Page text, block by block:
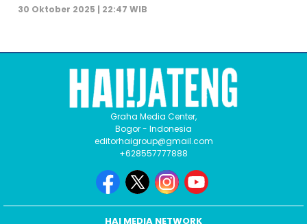
30 Oktober 2025 | 22:47 WIB
Graha Media Center,
Bogor - Indonesia
editorhaigroup@gmail.com
+628557777888
HAI MEDIA NETWORK